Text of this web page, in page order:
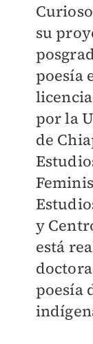
su
poesía
por la
de
y
está
poesía